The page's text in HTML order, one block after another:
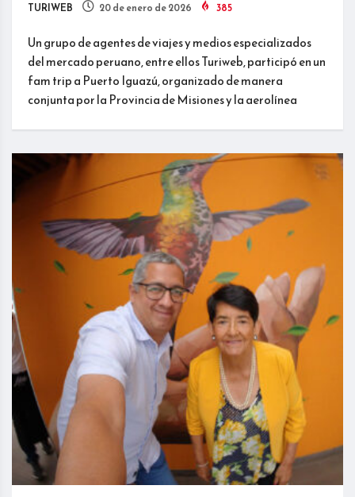
TURIWEB 20 de enero de 2026 385
Un grupo de agentes de viajes y medios especializados
del mercado peruano, entre ellos Turiweb, participó en un
fam trip a Puerto Iguazú, organizado de manera
conjunta por la Provincia de Misiones y la aerolínea